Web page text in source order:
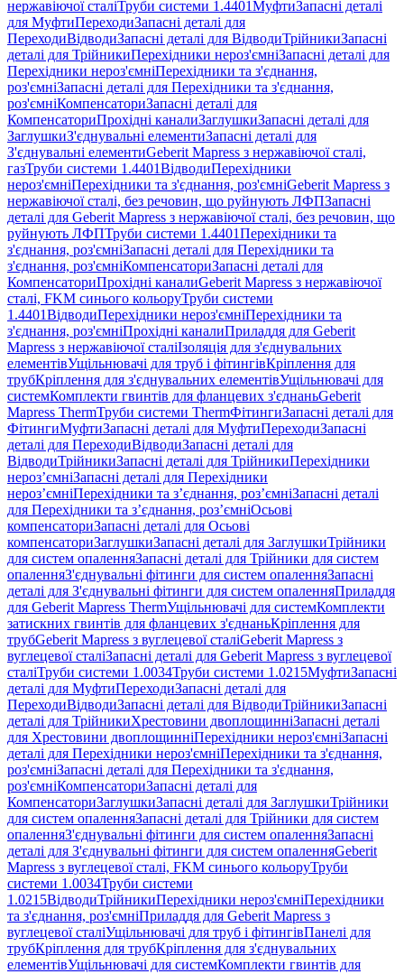
нержавіючої сталіТруби системи 1.4401МуфтиЗапасні деталі
для МуфтиПереходиЗапасні деталі для
ПереходиВідводиЗапасні деталі для ВідводиТрійникиЗапасні
деталі для ТрійникиПерехідники нероз'ємніЗапасні деталі для
Перехідники нероз'ємніПерехідники та з'єднання,
роз'ємніЗапасні деталі для Перехідники та з'єднання,
роз'ємніКомпенсаториЗапасні деталі для
КомпенсаториПрохідні каналиЗаглушкиЗапасні деталі для
ЗаглушкиЗ'єднувальні елементиЗапасні деталі для
З'єднувальні елементиGeberit Mapress з нержавіючої сталі,
газТруби системи 1.4401ВідводиПерехідники
нероз'ємніПерехідники та з'єднання, роз'ємніGeberit Mapress з
нержавіючої сталі, без речовин, що руйнують ЛФПЗапасні
деталі для Geberit Mapress з нержавіючої сталі, без речовин, що
руйнують ЛФПТруби системи 1.4401Перехідники та
з'єднання, роз'ємніЗапасні деталі для Перехідники та
з'єднання, роз'ємніКомпенсаториЗапасні деталі для
КомпенсаториПрохідні каналиGeberit Mapress з нержавіючої
сталі, FKM синього кольоруТруби системи
1.4401ВідводиПерехідники нероз'ємніПерехідники та
з'єднання, роз'ємніПрохідні каналиПриладдя для Geberit
Mapress з нержавіючої сталіІзоляція для з'єднувальних
елементівУщільнювачі для труб і фітингівКріплення для
трубКріплення для з'єднувальних елементівУщільнювачі для
системКомплекти гвинтів для фланцевих з'єднаньGeberit
Mapress ThermТруби системи ThermФітингиЗапасні деталі для
ФітингиМуфтиЗапасні деталі для МуфтиПереходиЗапасні
деталі для ПереходиВідводиЗапасні деталі для
ВідводиТрійникиЗапасні деталі для ТрійникиПерехідники
нероз’ємніЗапасні деталі для Перехідники
нероз’ємніПерехідники та з’єднання, роз’ємніЗапасні деталі
для Перехідники та з’єднання, роз’ємніОсьові
компенсаториЗапасні деталі для Осьові
компенсаториЗаглушкиЗапасні деталі для ЗаглушкиТрійники
для систем опаленняЗапасні деталі для Трійники для систем
опаленняЗ'єднувальні фітинги для систем опаленняЗапасні
деталі для З'єднувальні фітинги для систем опаленняПриладдя
для Geberit Mapress ThermУщільнювачі для системКомплекти
затискних гвинтів для фланцевих з'єднаньКріплення для
трубGeberit Mapress з вуглецевої сталіGeberit Mapress з
вуглецевої сталіЗапасні деталі для Geberit Mapress з вуглецевої
сталіТруби системи 1.0034Труби системи 1.0215МуфтиЗапасні
деталі для МуфтиПереходиЗапасні деталі для
ПереходиВідводиЗапасні деталі для ВідводиТрійникиЗапасні
деталі для ТрійникиХрестовини двоплощинніЗапасні деталі
для Хрестовини двоплощинніПерехідники нероз'ємніЗапасні
деталі для Перехідники нероз'ємніПерехідники та з'єднання,
роз'ємніЗапасні деталі для Перехідники та з'єднання,
роз'ємніКомпенсаториЗапасні деталі для
КомпенсаториЗаглушкиЗапасні деталі для ЗаглушкиТрійники
для систем опаленняЗапасні деталі для Трійники для систем
опаленняЗ'єднувальні фітинги для систем опаленняЗапасні
деталі для З'єднувальні фітинги для систем опаленняGeberit
Mapress з вуглецевої сталі, FKM синього кольоруТруби
системи 1.0034Труби системи
1.0215ВідводиТрійникиПерехідники нероз'ємніПерехідники
та з'єднання, роз'ємніПриладдя для Geberit Mapress з
вуглецевої сталіУщільнювачі для труб і фітингівПанелі для
трубКріплення для трубКріплення для з'єднувальних
елементівУщільнювачі для системКомплекти гвинтів для